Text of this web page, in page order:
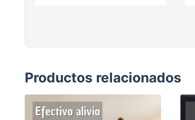
Productos relacionados